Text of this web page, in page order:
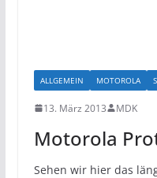
ALLGEMEIN MOTOROLA
13. März 2013 MDK
Motorola
Sehen wir hier das